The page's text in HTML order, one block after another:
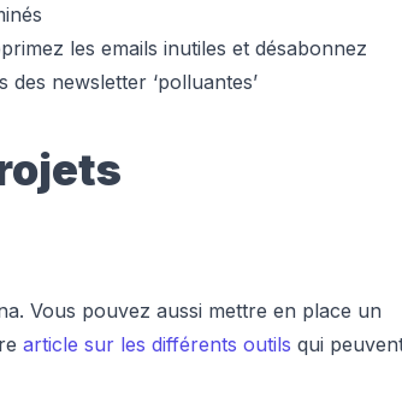
les emails inutiles et désabonnez
des newsletter ‘polluantes’
Vous pouvez aussi mettre en place un
article sur les différents outils qui